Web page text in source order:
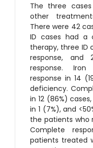
The three
other
There were 42
ID cases had a
therapy, three ID
response, and
response.
response in 14
deficiency.
in 12 (86%)
in 1 (7%), and
the patients who
Complete
patients treated